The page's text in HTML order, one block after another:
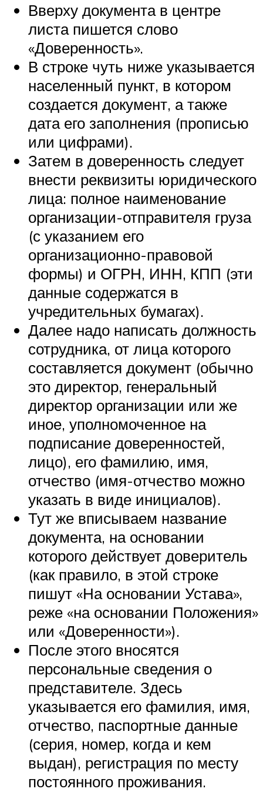
Вверху документа в центре
листа пишется слово
«Доверенность».
В строке чуть ниже указывается
населенный пункт, в котором
создается документ, а также
дата его заполнения (прописью
или цифрами).
Затем в доверенность следует
внести реквизиты юридического
лица: полное наименование
организации-отправителя груза
(с указанием его
организационно-правовой
формы) и ОГРН, ИНН, КПП (эти
данные содержатся в
учредительных бумагах).
Далее надо написать должность
сотрудника, от лица которого
составляется документ (обычно
это директор, генеральный
директор организации или же
иное, уполномоченное на
подписание доверенностей,
лицо), его фамилию, имя,
отчество (имя-отчество можно
указать в виде инициалов).
Тут же вписываем название
документа, на основании
которого действует доверитель
(как правило, в этой строке
пишут «На основании Устава»,
реже «на основании Положения»
или «Доверенности»).
После этого вносятся
персональные сведения о
представителе. Здесь
указывается его фамилия, имя,
отчество, паспортные данные
(серия, номер, когда и кем
выдан), регистрация по месту
постоянного проживания.